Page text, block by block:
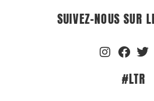
SUIVEZ-NOUS SUR
#LTR